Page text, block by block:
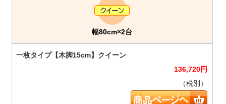
幅80cm×2台
136,720円
（税別）